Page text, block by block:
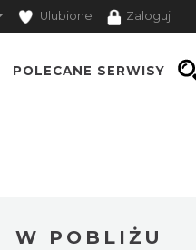
Ulubione Zaloguj
POLECANE SERWISY
W POBLIŻU